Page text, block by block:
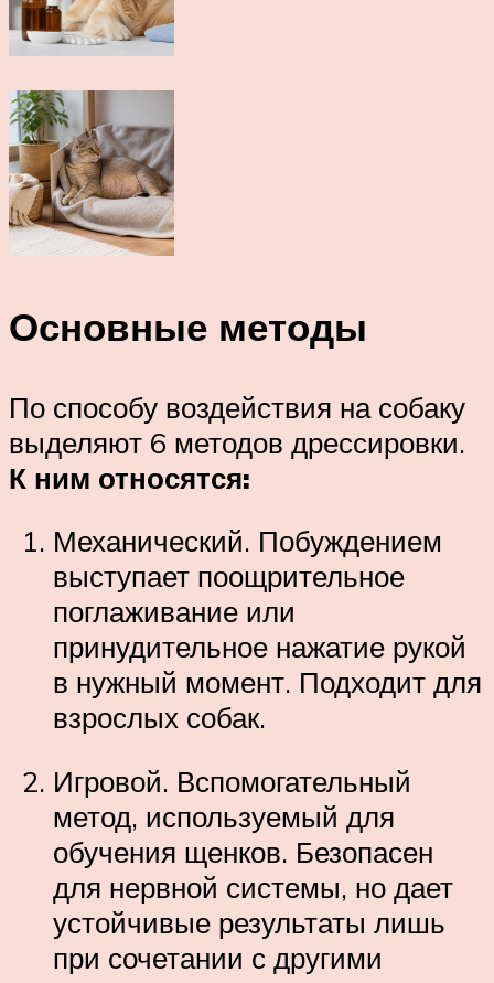
Основные методы
По способу воздействия на собаку
выделяют 6 методов дрессировки.
К ним относятся:
Механический. Побуждением
выступает поощрительное
поглаживание или
принудительное нажатие рукой
в нужный момент. Подходит для
взрослых собак.
Игровой. Вспомогательный
метод, используемый для
обучения щенков. Безопасен
для нервной системы, но дает
устойчивые результаты лишь
при сочетании с другими